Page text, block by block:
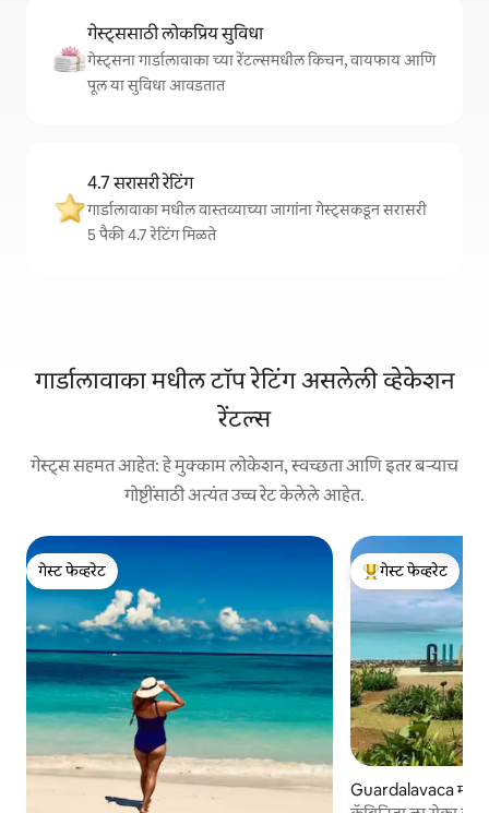
गेस्ट्ससाठी लोकप्रिय सुविधा
गेस्ट्सना गार्डालावाका च्या रेंटल्समधील किचन, वायफाय आणि
पूल या सुविधा आवडतात
4.7 सरासरी रेटिंग
गार्डालावाका मधील वास्तव्याच्या जागांना गेस्ट्सकडून सरासरी
5 पैकी 4.7 रेटिंग मिळते
गार्डालावाका मधील टॉप रेटिंग असलेली व्हेकेशन
रेंटल्स
गेस्ट्स सहमत आहेत: हे मुक्काम लोकेशन, स्वच्छता आणि इतर बऱ्याच
गोष्टींसाठी अत्यंत उच्च रेट केलेले आहेत.
गेस्ट फेव्हरेट
गेस्ट फेव्हरेट
टॉप गेस्ट फेव्हरेट
गेस्ट फेव्हरेट
Guardalavaca